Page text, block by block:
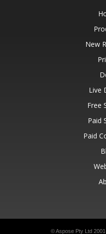
New
Live
Free
Paid
Paid
© Aspose Pty Ltd